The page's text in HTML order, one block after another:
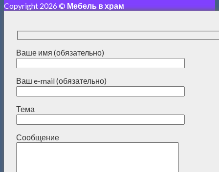
Copyright 2026 © Мебель в храм
Ваше имя (обязательно)
Ваш e-mail (обязательно)
Тема
Сообщение